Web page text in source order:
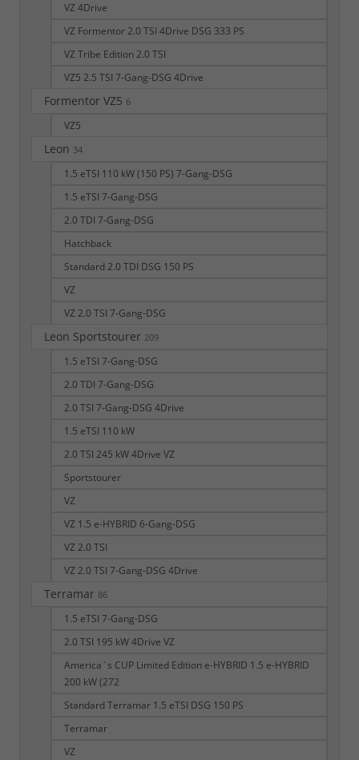
VZ 4Drive
VZ Formentor 2.0 TSI 4Drive DSG 333 PS
VZ Tribe Edition 2.0 TSI
VZ5 2.5 TSI 7-Gang-DSG 4Drive
Formentor VZ5 6
VZ5
Leon 34
1.5 eTSI 110 kW (150 PS) 7-Gang-DSG
1.5 eTSI 7-Gang-DSG
2.0 TDI 7-Gang-DSG
Hatchback
Standard 2.0 TDI DSG 150 PS
VZ
VZ 2.0 TSI 7-Gang-DSG
Leon Sportstourer 209
1.5 eTSI 7-Gang-DSG
2.0 TDI 7-Gang-DSG
2.0 TSI 7-Gang-DSG 4Drive
1.5 eTSI 110 kW
2.0 TSI 245 kW 4Drive VZ
Sportstourer
VZ
VZ 1.5 e-HYBRID 6-Gang-DSG
VZ 2.0 TSI
VZ 2.0 TSI 7-Gang-DSG 4Drive
Terramar 86
1.5 eTSI 7-Gang-DSG
2.0 TSI 195 kW 4Drive VZ
America`s CUP Limited Edition e-HYBRID 1.5 e-HYBRID
200 kW (272
Standard Terramar 1.5 eTSI DSG 150 PS
Terramar
VZ